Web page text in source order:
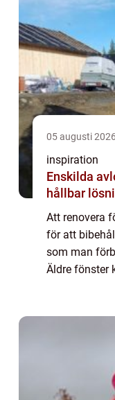
05 augusti 2026
inspiration
Enskilda avlopp Åre
hållbar
Att renovera
för att
som man
Äldre fönster